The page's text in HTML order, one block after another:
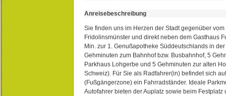
Anreisebeschreibung
Sie finden uns im Herzen der Stadt gegenüber
Fridolinsmünster und direkt neben dem Gasthaus
Min. zur 1. Genußapotheke Süddeutschlands in
Gehminuten zum Bahnhof bzw. Busbahnhof, 5
Parkhaus Lohgerbe und 5 Gehminuten zur alten
Schweiz). Für Sie als Radfahrer(in) befindet sich
(Fußgängerzone) ein Fahrradständer. Ideale
Autofahrer bieten der Auplatz sowie beim Festplatz